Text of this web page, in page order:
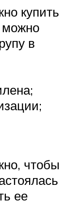
купить
можно
в
чтобы
ее